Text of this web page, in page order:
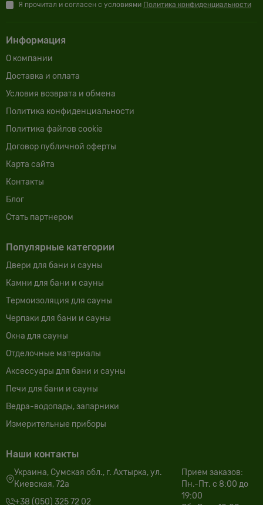
Я прочитал и согласен с условиями Политика конфиденциальности
Информация
О компании
Доставка и оплата
Условия возврата и обмена
Политика конфиденциальности
Политика файлов cookie
Договор публичной оферты
Карта сайта
Контакты
Блог
Cтать партнером
Популярные категории
Двери для бани и сауны
Камни для бани и сауны
Термоизоляция для сауны
Черпаки для бани и сауны
Окна для сауны
Отделочные материалы
Аксессуары для бани и сауны
Печи для бани и сауны
Ведра-водопады, запарники
Измерительные приборы
Наши контакты
Украина, Сумская обл., г. Ахтырка, ул.
Киевская, 72а
+38 (050) 325 72 02
Прием заказов:
Пн.-Пт. с 8:00 до
19:00